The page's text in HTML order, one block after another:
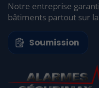
Notre entreprise
bâtiments partout sur
Soumission